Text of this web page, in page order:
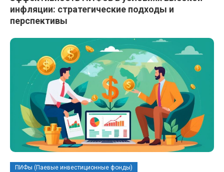
инфляции: стратегические подходы и
перспективы
ПИФы (Паевые инвестиционные фонды)